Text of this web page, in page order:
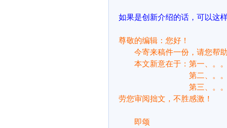
如果是创新介绍的话，可以这样
尊敬的编辑：您好！
今寄来稿件一份，请您帮
本文新意在于：第一、。
第二、。
第三、。
劳您审阅拙文，不胜感激！
即颂